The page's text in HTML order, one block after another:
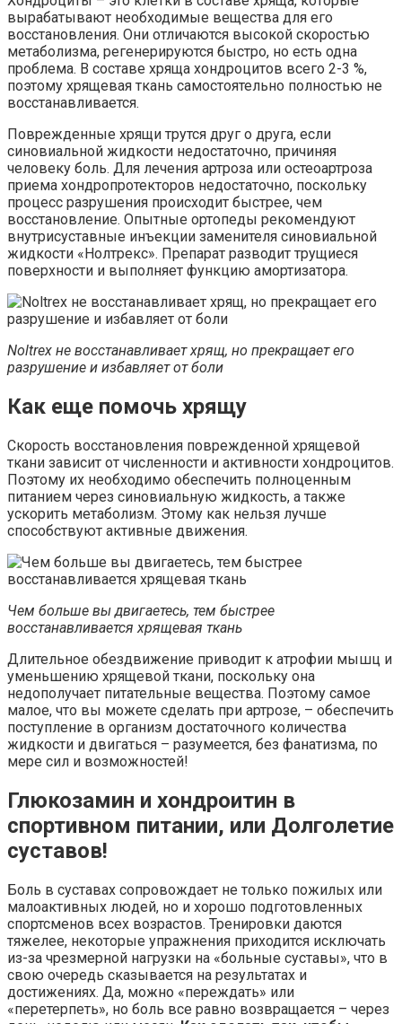
вырабатывают необходимые вещества для его
восстановления. Они отличаются высокой скоростью
метаболизма, регенерируются быстро, но есть одна
проблема. В составе хряща хондроцитов всего 2-3 %,
поэтому хрящевая ткань самостоятельно полностью не
восстанавливается.
Поврежденные хрящи трутся друг о друга, если
синовиальной жидкости недостаточно, причиняя
человеку боль. Для лечения артроза или остеоартроза
приема хондропротекторов недостаточно, поскольку
процесс разрушения происходит быстрее, чем
восстановление. Опытные ортопеды рекомендуют
внутрисуставные инъекции заменителя синовиальной
жидкости «Нолтрекс». Препарат разводит трущиеся
поверхности и выполняет функцию амортизатора.
Noltrex не восстанавливает хрящ, но прекращает его
разрушение и избавляет от боли
Как еще помочь хрящу
Скорость восстановления поврежденной хрящевой
ткани зависит от численности и активности хондроцитов.
Поэтому их необходимо обеспечить полноценным
питанием через синовиальную жидкость, а также
ускорить метаболизм. Этому как нельзя лучше
способствуют активные движения.
Чем больше вы двигаетесь, тем быстрее
восстанавливается хрящевая ткань
Длительное обездвижение приводит к атрофии мышц и
уменьшению хрящевой ткани, поскольку она
недополучает питательные вещества. Поэтому самое
малое, что вы можете сделать при артрозе, – обеспечить
поступление в организм достаточного количества
жидкости и двигаться – разумеется, без фанатизма, по
мере сил и возможностей!
Глюкозамин и хондроитин в
спортивном питании, или Долголетие
суставов!
Боль в суставах сопровождает не только пожилых или
малоактивных людей, но и хорошо подготовленных
спортсменов всех возрастов. Тренировки даются
тяжелее, некоторые упражнения приходится исключать
из-за чрезмерной нагрузки на «больные суставы», что в
свою очередь сказывается на результатах и
достижениях. Да, можно «переждать» или
«перетерпеть», но боль все равно возвращается – через